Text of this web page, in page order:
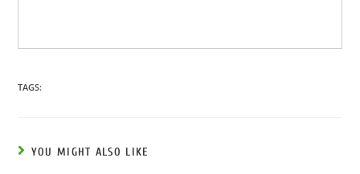
TAGS:
YOU MIGHT ALSO LIKE